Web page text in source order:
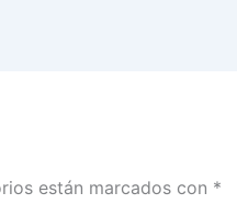
están marcados con *